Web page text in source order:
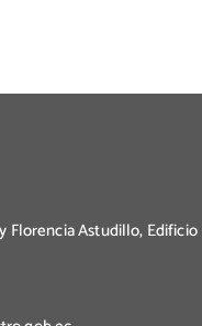
Florencia Astudillo, Edificio